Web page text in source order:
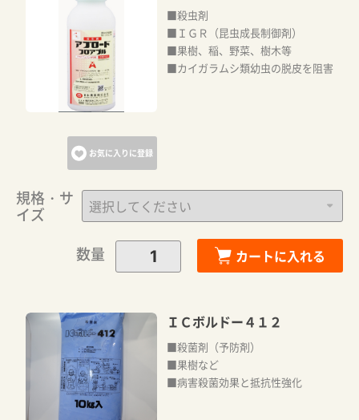
お気に入りに登録
■殺虫剤
■ＩＧＲ（昆虫成長制御剤）
■果樹、稲、野菜、樹木等
■カイガラムシ類幼虫の脱皮を阻害
規格・サ
イズ
数量
カートに入れる
ＩＣボルドー４１２
■殺菌剤（予防剤）
■果樹など
■病害殺菌効果と抵抗性強化